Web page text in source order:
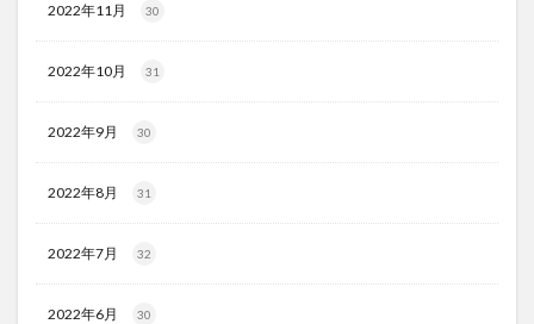
2022年11月 30
2022年10月 31
2022年9月 30
2022年8月 31
2022年7月 32
2022年6月 30